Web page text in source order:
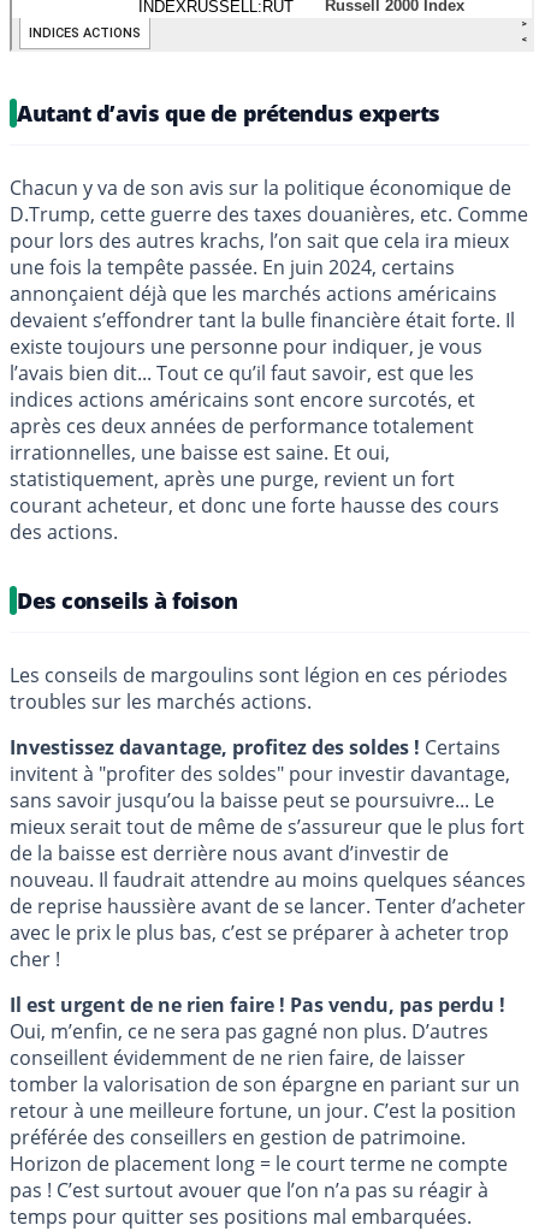
Autant d’avis que de prétendus experts
Chacun y va de son avis sur la politique économique de
D.Trump, cette guerre des taxes douanières, etc. Comme
pour lors des autres krachs, l’on sait que cela ira mieux
une fois la tempête passée. En juin 2024, certains
annonçaient déjà que les marchés actions américains
devaient s’effondrer tant la bulle financière était forte. Il
existe toujours une personne pour indiquer, je vous
l’avais bien dit... Tout ce qu’il faut savoir, est que les
indices actions américains sont encore surcotés, et
après ces deux années de performance totalement
irrationnelles, une baisse est saine. Et oui,
statistiquement, après une purge, revient un fort
courant acheteur, et donc une forte hausse des cours
des actions.
Des conseils à foison
Les conseils de margoulins sont légion en ces périodes
troubles sur les marchés actions.
Investissez davantage, profitez des soldes ! Certains
invitent à "profiter des soldes" pour investir davantage,
sans savoir jusqu’ou la baisse peut se poursuivre... Le
mieux serait tout de même de s’assureur que le plus fort
de la baisse est derrière nous avant d’investir de
nouveau. Il faudrait attendre au moins quelques séances
de reprise haussière avant de se lancer. Tenter d’acheter
avec le prix le plus bas, c’est se préparer à acheter trop
cher !
Il est urgent de ne rien faire ! Pas vendu, pas perdu !
Oui, m’enfin, ce ne sera pas gagné non plus. D’autres
conseillent évidemment de ne rien faire, de laisser
tomber la valorisation de son épargne en pariant sur un
retour à une meilleure fortune, un jour. C’est la position
préférée des conseillers en gestion de patrimoine.
Horizon de placement long = le court terme ne compte
pas ! C’est surtout avouer que l’on n’a pas su réagir à
temps pour quitter ses positions mal embarquées.